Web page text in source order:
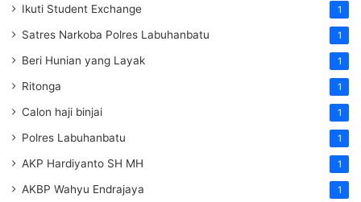
Ikuti Student Exchange 1
Satres Narkoba Polres Labuhanbatu 1
Beri Hunian yang Layak 1
Ritonga 1
Calon haji binjai 1
Polres Labuhanbatu 1
AKP Hardiyanto SH MH 1
AKBP Wahyu Endrajaya 1